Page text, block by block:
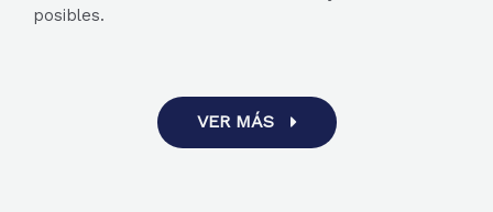
posibles.
VER MÁS